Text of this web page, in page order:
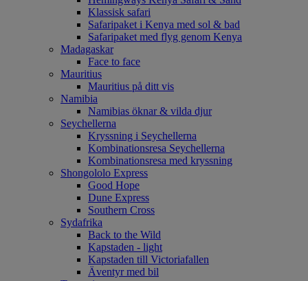
Klassisk safari
Safaripaket i Kenya med sol & bad
Safaripaket med flyg genom Kenya
Madagaskar
Face to face
Mauritius
Mauritius på ditt vis
Namibia
Namibias öknar & vilda djur
Seychellerna
Kryssning i Seychellerna
Kombinationsresa Seychellerna
Kombinationsresa med kryssning
Shongololo Express
Good Hope
Dune Express
Southern Cross
Sydafrika
Back to the Wild
Kapstaden - light
Kapstaden till Victoriafallen
Äventyr med bil